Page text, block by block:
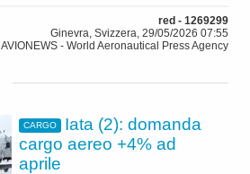
red - 1269299
Ginevra, Svizzera, 29/05/2026 07:55
AVIONEWS - World Aeronautical Press Agency
CARGO
Iata (2): domanda
cargo aereo +4% ad
aprile